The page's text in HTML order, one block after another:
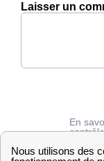
Laisser un
En